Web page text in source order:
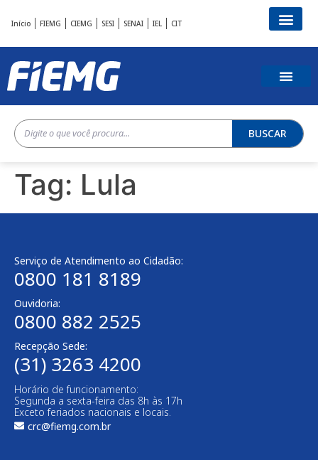
Início FIEMG CIEMG SESI SENAI IEL CIT
BUSCAR
Tag: Lula
Serviço de Atendimento ao Cidadão:
0800 181 8189
Ouvidoria:
0800 882 2525
Recepção Sede:
(31) 3263 4200
Horário de funcionamento:
Segunda a sexta-feira das 8h às 17h
Exceto feriados nacionais e locais.
crc@fiemg.com.br